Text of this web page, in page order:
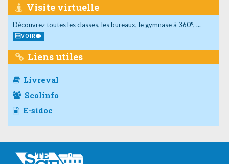
Visite virtuelle
Découvrez toutes les classes, les bureaux, le gymnase à 360°, ...
VOIR
Liens utiles
Livreval
Scolinfo
E-sidoc